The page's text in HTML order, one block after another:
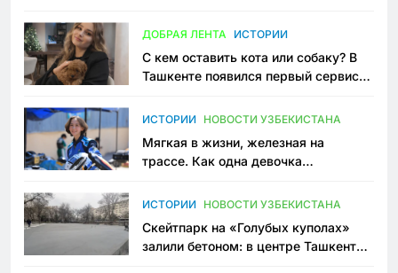
ДОБРАЯ ЛЕНТА ИСТОРИИ
С кем оставить кота или собаку? В
Ташкенте появился первый сервис
ИСТОРИИ НОВОСТИ УЗБЕКИСТАНА
Мягкая в жизни, железная на
трассе. Как одна девочка
Узбекистане
ИСТОРИИ НОВОСТИ УЗБЕКИСТАНА
Скейтпарк на «Голубых куполах»
залили бетоном: в центре Ташкента